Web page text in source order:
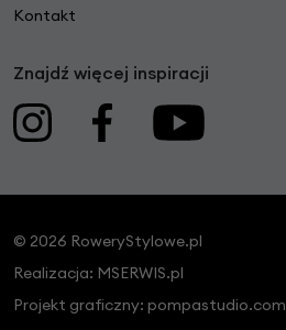
Kontakt
Znajdź więcej inspiracji
© 2026 RoweryStylowe.pl
Realizacja: MSERWIS.pl
Projekt graficzny: pompastudio.com